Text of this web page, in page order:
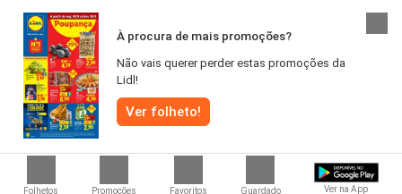
Folhetos Promoções Favoritos Guardado Ver na App
À procura de mais promoções?
Não vais querer perder estas promoções da
Lidl!
Ver folheto!
de folhetos de publicidade digital, também contribuis para reduzir o
desperdício de papel e isso é bom para o nosso ambiente.
Todos os direitos reservados © Folhetospromocionais.com 2026 |
Termos e Condições